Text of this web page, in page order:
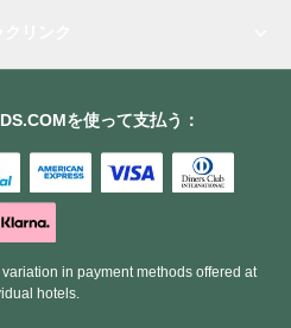
を使って支払う：
in payment methods offered at
hotels.